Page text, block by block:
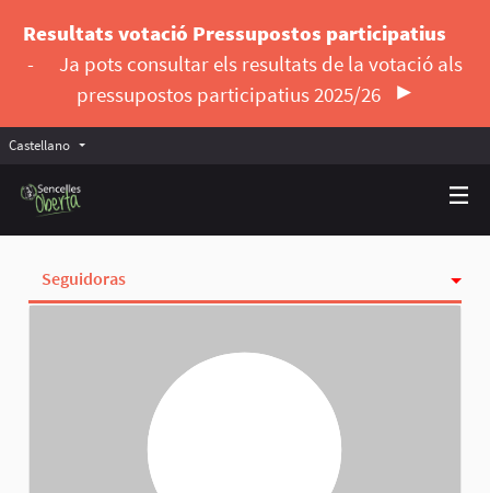
Resultats votació Pressupostos participatius
-
Ja pots consultar els resultats de la votació als
pressupostos participatius 2025/26
Castellano Triar la llengua
Seguidoras